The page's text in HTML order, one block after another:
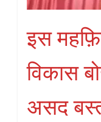
इस
विकास
असद